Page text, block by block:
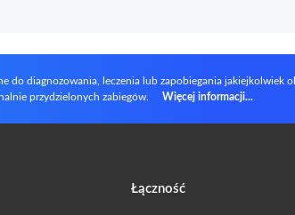
do diagnozowania, leczenia lub zapobiegania jakiejkolwiek
przydzielonych zabiegów.
Więcej informacji...
Łączność